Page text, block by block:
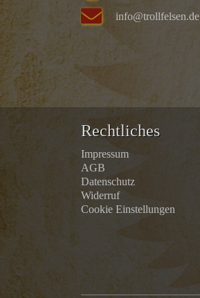
info@trollfelsen.de
Rechtliches
Impressum
AGB
Datenschutz
Widerruf
Cookie Einstellungen